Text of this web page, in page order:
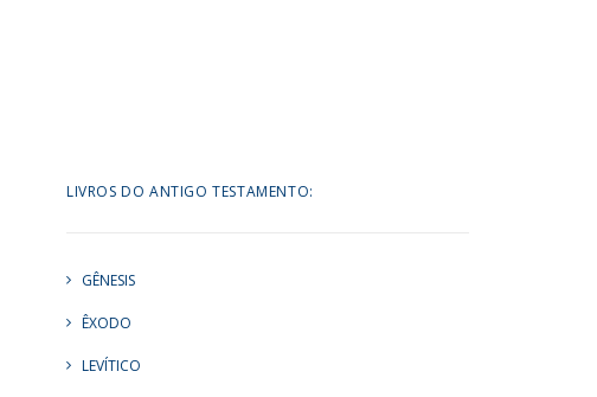
LIVROS DO ANTIGO TESTAMENTO:
GÊNESIS
ÊXODO
LEVÍTICO